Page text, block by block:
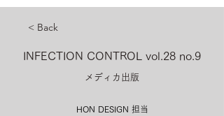
< Back
INFECTION CONTROL vol.28 no.9
メディカ出版
HON DESIGN​ 担当